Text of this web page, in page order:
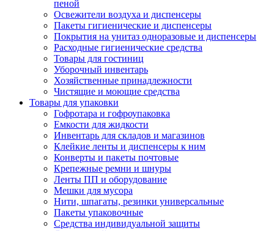
пеной
Освежители воздуха и диспенсеры
Пакеты гигиенические и диспенсеры
Покрытия на унитаз одноразовые и диспенсеры
Расходные гигиенические средства
Товары для гостиниц
Уборочный инвентарь
Хозяйственные принадлежности
Чистящие и моющие средства
Товары для упаковки
Гофротара и гофроупаковка
Емкости для жидкости
Инвентарь для складов и магазинов
Клейкие ленты и диспенсеры к ним
Конверты и пакеты почтовые
Крепежные ремни и шнуры
Ленты ПП и оборудование
Мешки для мусора
Нити, шпагаты, резинки универсальные
Пакеты упаковочные
Средства индивидуальной защиты